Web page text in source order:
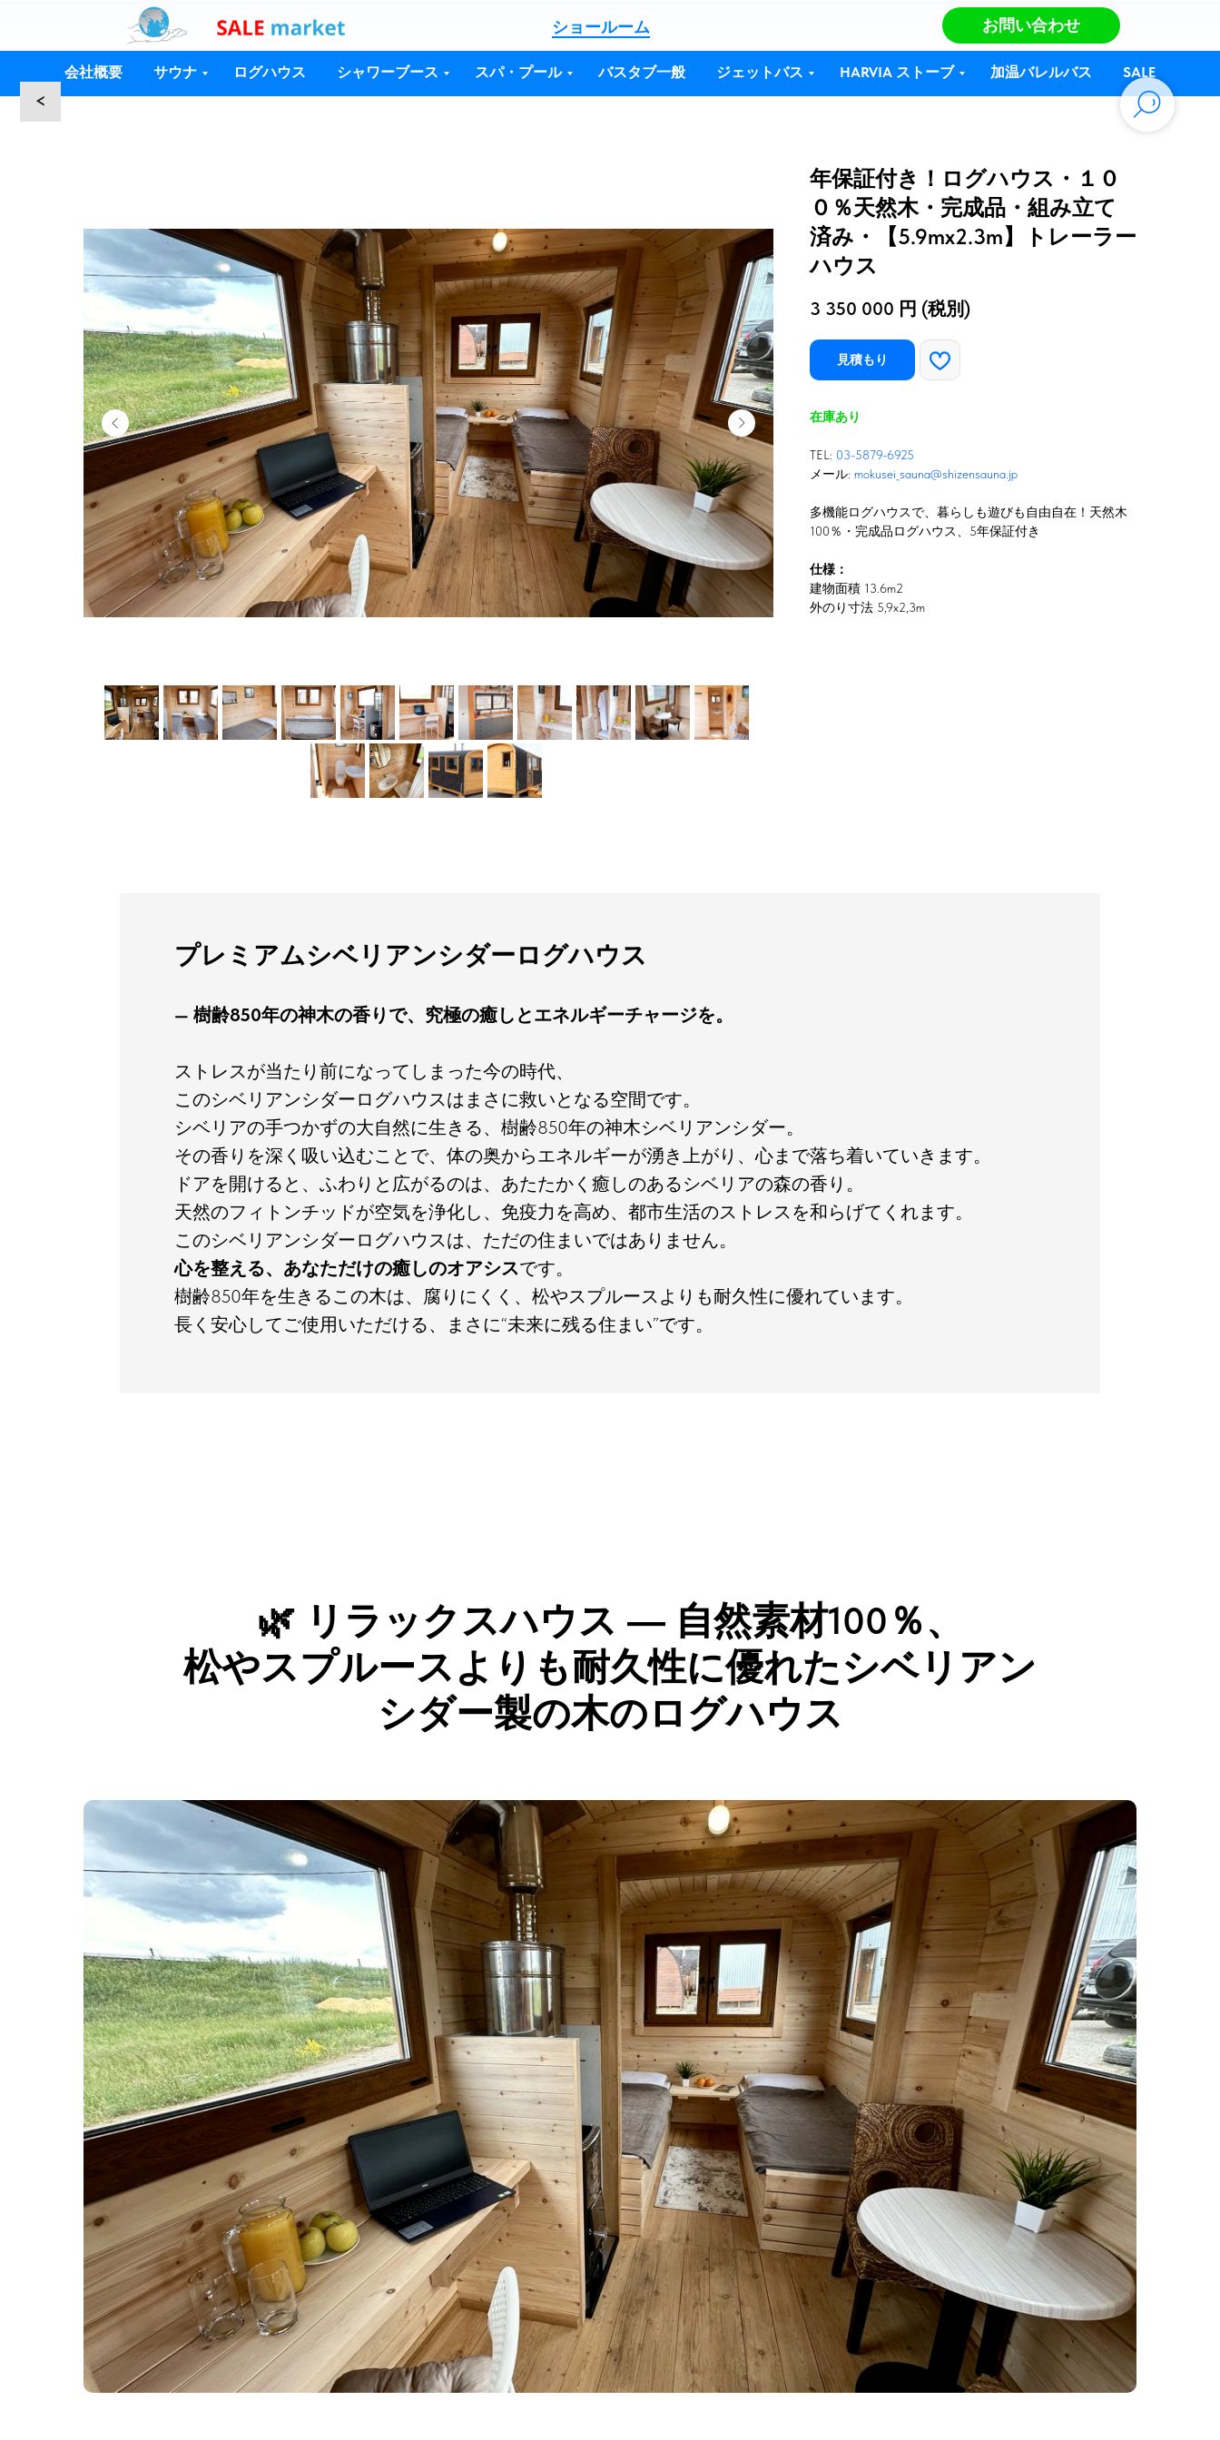
ショールーム お問い合わせ
会社概要 サウナ ログハウス シャワーブース スパ・プール バスタブ一般 ジェットバス HARVIA ストーブ 加温バレルバス SALE
年保証付き！ログハウス・１０
０％天然木・完成品・組み立て
済み・【5.9mx2.3m】トレーラー
ハウス
3 350 000 円 (税別)
見積もり
在庫あり
TEL: 03-5879-6925
メール: mokusei_sauna@shizensauna.jp
多機能ログハウスで、暮らしも遊びも自由自在！天然木
100％・完成品ログハウス、5年保証付き
仕様：
建物面積 13.6m2
外のり寸法 5,9x2,3m
プレミアムシベリアンシダーログハウス
— 樹齢850年の神木の香りで、究極の癒しとエネルギーチャージを。
ストレスが当たり前になってしまった今の時代、
このシベリアンシダーログハウスはまさに救いとなる空間です。
シベリアの手つかずの大自然に生きる、樹齢850年の神木シベリアンシダー。
その香りを深く吸い込むことで、体の奥からエネルギーが湧き上がり、心まで落ち着いていきます。
ドアを開けると、ふわりと広がるのは、あたたかく癒しのあるシベリアの森の香り。
天然のフィトンチッドが空気を浄化し、免疫力を高め、都市生活のストレスを和らげてくれます。
このシベリアンシダーログハウスは、ただの住まいではありません。
心を整える、あなただけの癒しのオアシスです。
樹齢850年を生きるこの木は、腐りにくく、松やスプルースよりも耐久性に優れています。
長く安心してご使用いただける、まさに“未来に残る住まい”です。
🌿 リラックスハウス ― 自然素材100％、
松やスプルースよりも耐久性に優れたシベリアン
シダー製の木のログハウス